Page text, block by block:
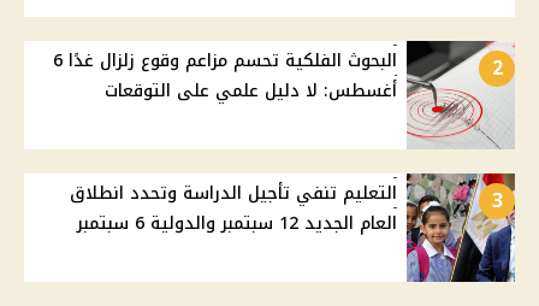
2
البحوث الفلكية تحسم مزاعم وقوع زلزال غدًا 6
أغسطس: لا دليل علمي على التوقعات
3
التعليم تنفي تأجيل الدراسة وتحدد انطلاق
العام الجديد 12 سبتمبر والدولية 6 سبتمبر